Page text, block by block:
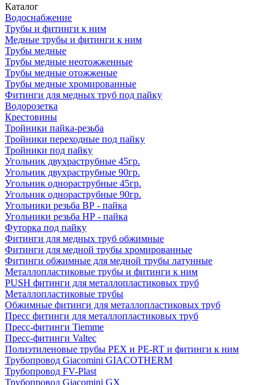
Каталог
Водоснабжение
Трубы и фитинги к ним
Медные трубы и фитинги к ним
Трубы медные
Трубы медные неотожженные
Трубы медные отожженые
Трубы медные хромированные
Фитинги для медных труб под пайку
Водорозетка
Крестовины
Тройники пайка-резьба
Тройники переходные под пайку
Тройники под пайку
Угольник двухраструбные 45гр.
Угольник двухраструбные 90гр.
Угольник однораструбные 45гр.
Угольник однораструбные 90гр.
Угольники резьба ВР - пайка
Угольники резьба НР - пайка
Футорка под пайку
Фитинги для медных труб обжимные
Фитинги для медной трубы хромированные
Фитинги обжимные для медной трубы латунные
Металлопластиковые трубы и фитинги к ним
PUSH фитинги для металлопластиковых труб
Металлопластиковые трубы
Обжимные фитинги для металлопластиковых труб
Пресс фитинги для металлопластиковых труб
Пресс-фитинги Tiemme
Пресс-фитинги Valtec
Полиэтиленовые трубы PEX и PE-RT и фитинги к ним
Трубопровод Giacomini GIACOTHERM
Трубопровод FV-Plast
Трубопровод Giacomini GX